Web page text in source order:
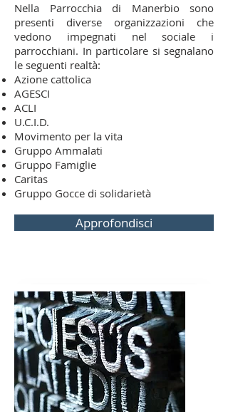
Nella Parrocchia di Manerbio sono
presenti diverse organizzazioni che
vedono impegnati nel sociale i
parrocchiani. In particolare si segnalano
le seguenti realtà:
Azione cattolica
AGESCI
ACLI
U.C.I.D.
Movimento per la vita
Gruppo Ammalati
Gruppo Famiglie
Caritas
Gruppo Gocce di solidarietà
Approfondisci